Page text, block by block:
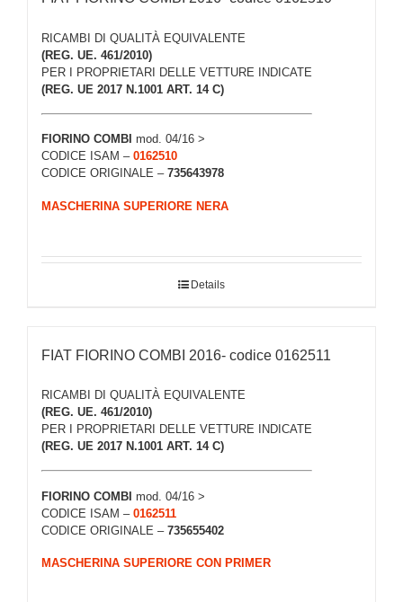
RICAMBI DI QUALITÀ EQUIVALENTE
(REG. UE. 461/2010)
PER I PROPRIETARI DELLE VETTURE INDICATE
(REG. UE 2017 N.1001 ART. 14 C)
FIORINO COMBI mod. 04/16 >
CODICE ISAM – 0162510
CODICE ORIGINALE – 735643978
MASCHERINA SUPERIORE NERA
Details
FIAT FIORINO COMBI 2016- codice 0162511
RICAMBI DI QUALITÀ EQUIVALENTE
(REG. UE. 461/2010)
PER I PROPRIETARI DELLE VETTURE INDICATE
(REG. UE 2017 N.1001 ART. 14 C)
FIORINO COMBI mod. 04/16 >
CODICE ISAM – 0162511
CODICE ORIGINALE – 735655402
MASCHERINA SUPERIORE CON PRIMER